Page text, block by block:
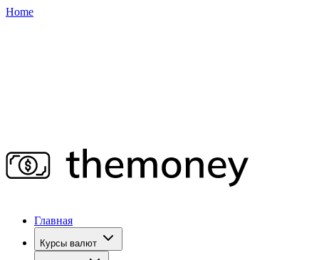
Home
Главная
Курсы валют